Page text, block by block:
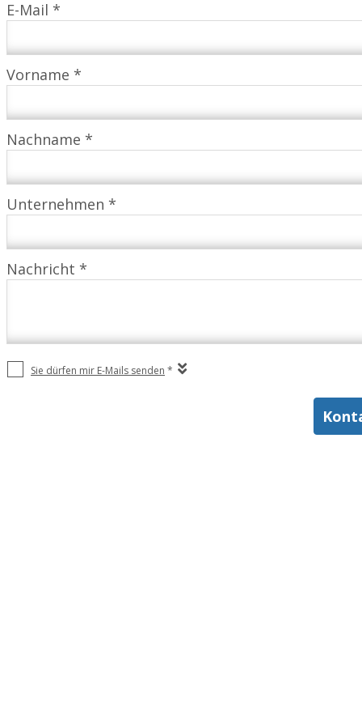
E-Mail *
Vorname *
Nachname *
Unternehmen *
Nachricht *
Sie dürfen mir E-Mails senden *